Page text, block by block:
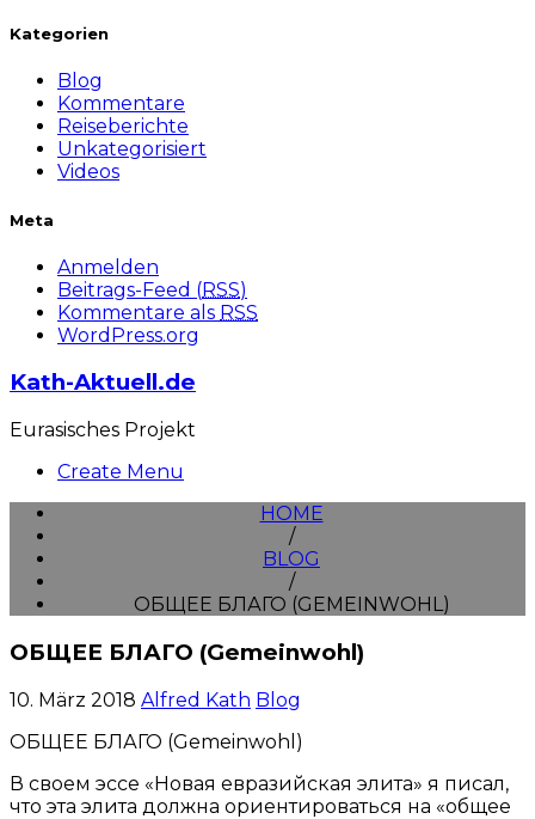
Kategorien
Blog
Kommentare
Reiseberichte
Unkategorisiert
Videos
Meta
Anmelden
Beitrags-Feed (RSS)
Kommentare als RSS
WordPress.org
Kath-Aktuell.de
Eurasisches Projekt
Create Menu
HOME
/
BLOG
/
ОБЩЕЕ БЛАГО (GEMEINWOHL)
ОБЩЕЕ БЛАГО (Gemeinwohl)
10. März 2018 Alfred Kath Blog
ОБЩЕЕ БЛАГО (Gemeinwohl)
В своем эссе «Новая евразийская элита» я писал,
что эта элита должна ориентироваться на «общее